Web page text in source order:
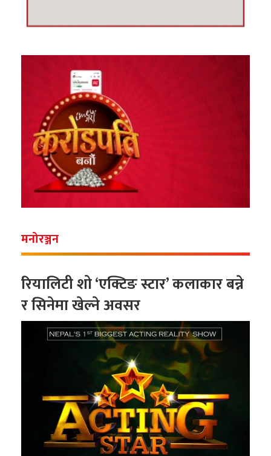
मनोरञ्जन
रियालिटी शो ‘एक्टिङ स्टार’ कलाकार बन्ने
र सिनेमा खेल्ने अवसर